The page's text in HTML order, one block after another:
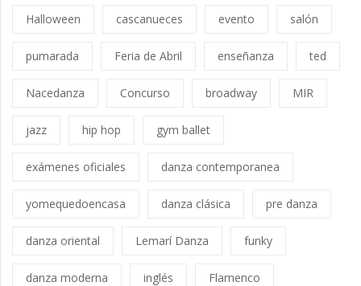
Halloween cascanueces evento salón
pumarada Feria de Abril enseñanza ted
Nacedanza Concurso broadway MIR
jazz hip hop gym ballet
exámenes oficiales danza contemporanea
yomequedoencasa danza clásica pre danza
danza oriental Lemarí Danza funky
danza moderna inglés Flamenco